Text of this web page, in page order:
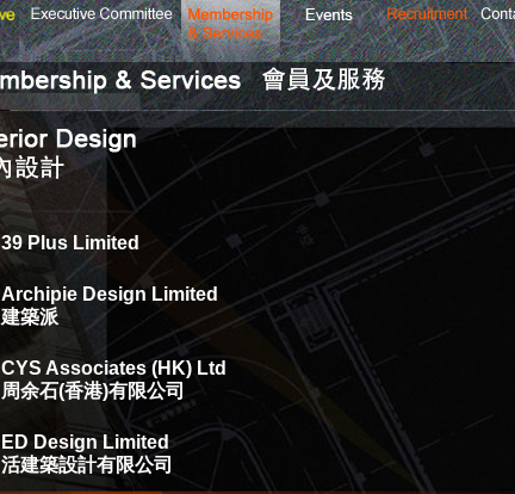
39 Plus Limited
Archipie Design Limited
建築派
CYS Associates (HK) Ltd
周余石(香港)有限公司
ED Design Limited
活建築設計有限公司